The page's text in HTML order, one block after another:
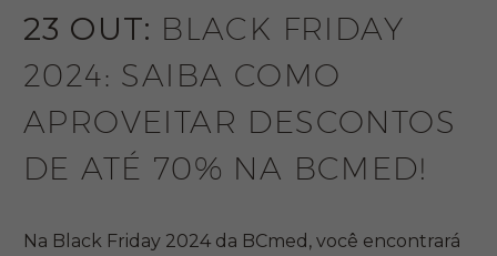
23 OUT: BLACK FRIDAY
2024: SAIBA COMO
APROVEITAR DESCONTOS
DE ATÉ 70% NA BCMED!
Na Black Friday 2024 da BCmed, você encontrará